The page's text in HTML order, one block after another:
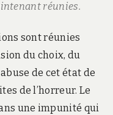
réunies.
sont réunies
du choix, du
de cet état de
de l’horreur. Le
une impunité qui